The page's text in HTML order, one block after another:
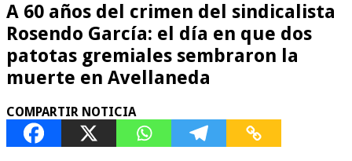
A 60 años del crimen del sindicalista
Rosendo García: el día en que dos
patotas gremiales sembraron la
muerte en Avellaneda
COMPARTIR NOTICIA